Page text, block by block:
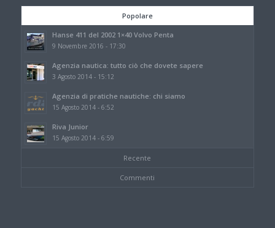
Popolare
Hanse 411 del 2002 1×40 Volvo Penta
9 Novembre 2016 - 17:30
Agenzia nautica: tutto ciò che dovete sapere
3 Agosto 2014 - 15:12
Agenzia di pratiche nautiche: chi siamo
15 Agosto 2014 - 6:52
Riva Junior
15 Agosto 2014 - 6:59
Recente
Commenti